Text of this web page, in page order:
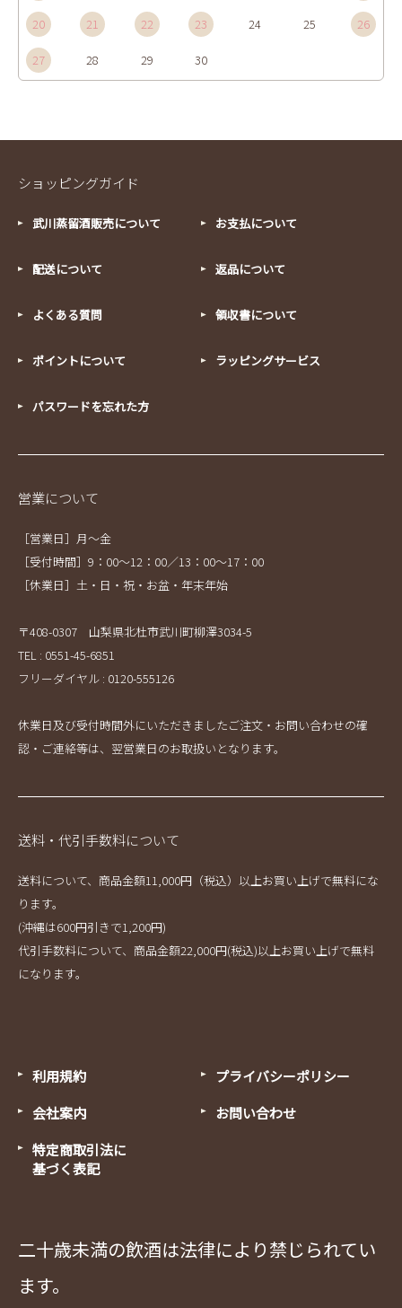
20 21 22 23 24 25 26
27 28 29 30
ショッピングガイド
武川蒸留酒販売について お支払について
配送について 返品について
よくある質問 領収書について
ポイントについて ラッピングサービス
パスワードを忘れた方
営業について
［営業日］月～金
［受付時間］9：00～12：00／13：00～17：00
［休業日］土・日・祝・お盆・年末年始
〒408-0307 山梨県北杜市武川町柳澤3034-5
TEL : 0551-45-6851
フリーダイヤル : 0120-555126
休業日及び受付時間外にいただきましたご注文・お問い合わせの確
認・ご連絡等は、翌営業日のお取扱いとなります。
送料・代引手数料について
送料について、商品金額11,000円（税込）以上お買い上げで無料にな
ります。
(沖縄は600円引きで1,200円)
代引手数料について、商品金額22,000円(税込)以上お買い上げで無料
になります。
利用規約
プライバシーポリシー
会社案内
お問い合わせ
特定商取引法に
基づく表記
二十歳未満の飲酒は法律により禁じられてい
ます。